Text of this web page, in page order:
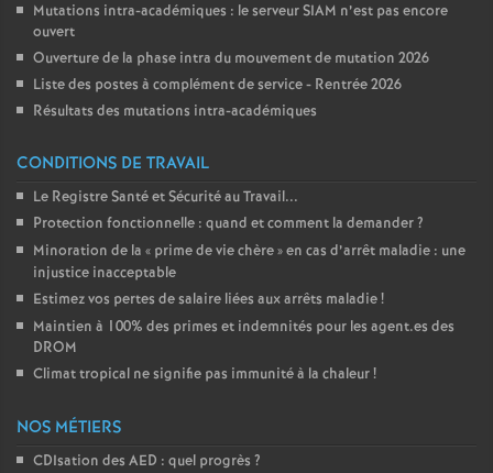
Mutations intra-académiques : le serveur SIAM n’est pas encore
ouvert
Ouverture de la phase intra du mouvement de mutation 2026
Liste des postes à complément de service - Rentrée 2026
Résultats des mutations intra-académiques
CONDITIONS DE TRAVAIL
Le Registre Santé et Sécurité au Travail...
Protection fonctionnelle : quand et comment la demander?
Minoration de la « prime de vie chère» en cas d’arrêt maladie : une
injustice inacceptable
Estimez vos pertes de salaire liées aux arrêts maladie!
Maintien à 100% des primes et indemnités pour les agent.es des
DROM
Climat tropical ne signifie pas immunité à la chaleur!
NOS MÉTIERS
CDIsation des AED : quel progrès ?